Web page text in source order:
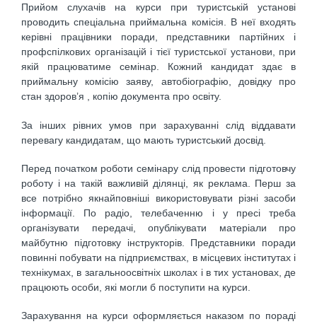
Прийом слухачів на курси при туристській установі
проводить спеціальна приймальна комісія. В неї входять
керівні працівники поради, представники партійних і
профспілкових організацій і тієї туристської установи, при
якій працюватиме семінар. Кожний кандидат здає в
приймальну комісію заяву, автобіографію, довідку про
стан здоров’я , копію документа про освіту.
За інших рівних умов при зарахуванні слід віддавати
перевагу кандидатам, що мають туристський досвід.
Перед початком роботи семінару слід провести підготовчу
роботу і на такій важливій ділянці, як реклама. Перш за
все потрібно якнайповніші використовувати різні засоби
інформації. По радіо, телебаченню і у пресі треба
організувати передачі, опублікувати матеріали про
майбутню підготовку інструкторів. Представники поради
повинні побувати на підприємствах, в місцевих інститутах і
технікумах, в загальноосвітніх школах і в тих установах, де
працюють особи, які могли б поступити на курси.
Зарахування на курси оформляється наказом по пораді